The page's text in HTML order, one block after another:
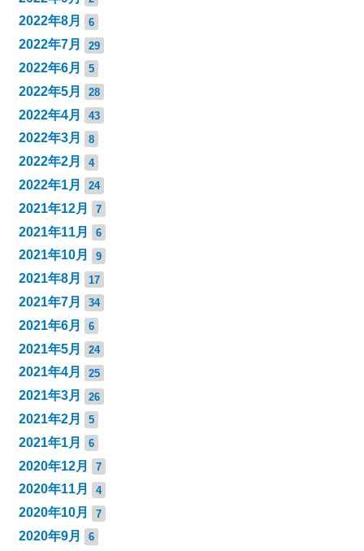
2022年8月 6
2022年7月 29
2022年6月 5
2022年5月 28
2022年4月 43
2022年3月 8
2022年2月 4
2022年1月 24
2021年12月 7
2021年11月 6
2021年10月 9
2021年8月 17
2021年7月 34
2021年6月 6
2021年5月 24
2021年4月 25
2021年3月 26
2021年2月 5
2021年1月 6
2020年12月 7
2020年11月 4
2020年10月 7
2020年9月 6